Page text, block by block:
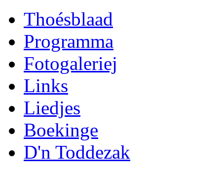
Thoésblaad
Programma
Fotogaleriej
Links
Liedjes
Boekinge
D'n Toddezak